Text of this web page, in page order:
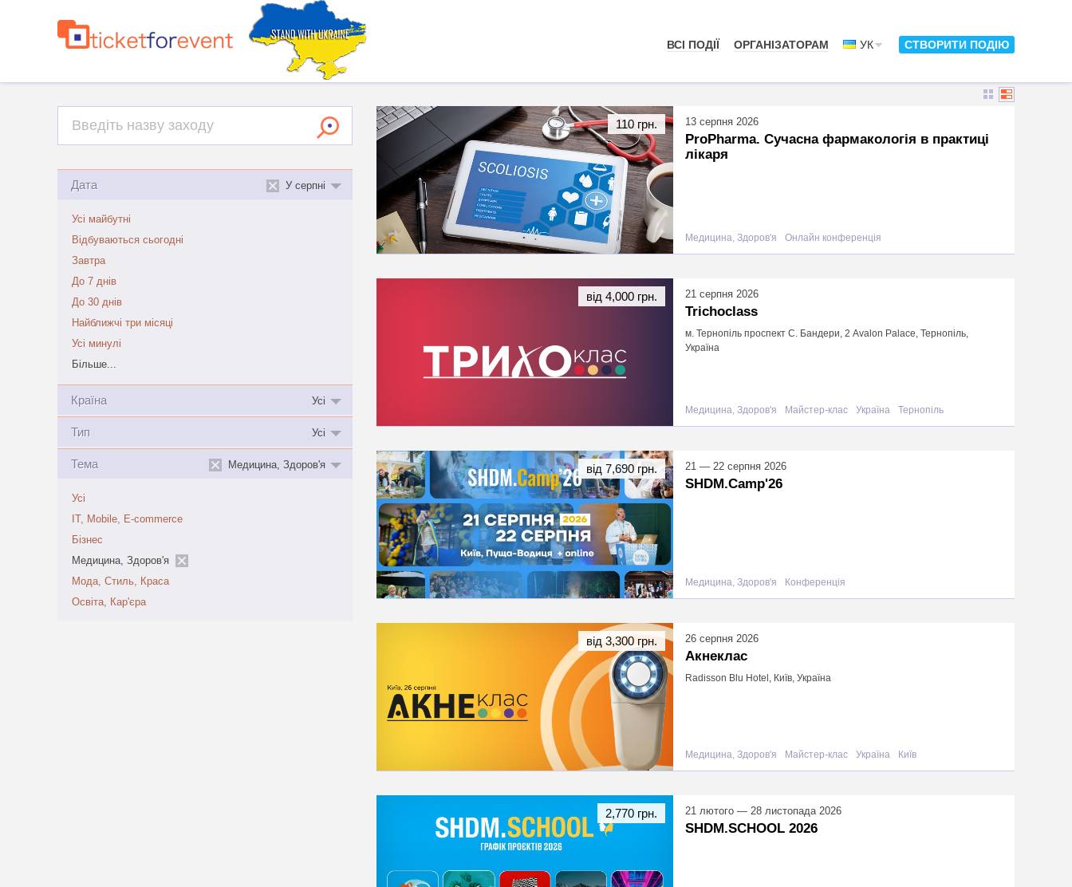
ВСІ ПОДІЇ ОРГАНІЗАТОРАМ УК СТВОРИТИ ПОДІЮ
Дата У серпні
Усі майбутні
Відбуваються сьогодні
Завтра
До 7 днів
До 30 днів
Найближчі три місяці
Усі минулі
Більше...
Країна Усі
Тип Усі
Тема Медицина, Здоров'я
Усі
IT, Mobile, E-commerce
Бізнес
Медицина, Здоров'я
Мода, Стиль, Краса
Освіта, Кар'єра
13 серпня 2026
ProPharma. Сучасна фармакологія в практиці
лікаря
Медицина, Здоров'я Онлайн конференція
110 грн.
21 серпня 2026
Trichoclass
м. Тернопіль проспект С. Бандери, 2 Avalon Palace, Тернопіль,
Україна
Медицина, Здоров'я Майстер-клас Україна Тернопіль
від 4,000 грн.
21 — 22 серпня 2026
SHDM.Camp'26
Медицина, Здоров'я Конференція
від 7,690 грн.
26 серпня 2026
Акнеклас
Radisson Blu Hotel, Київ, Україна
Медицина, Здоров'я Майстер-клас Україна Київ
від 3,300 грн.
21 лютого — 28 листопада 2026
SHDM.SCHOOL 2026
2,770 грн.